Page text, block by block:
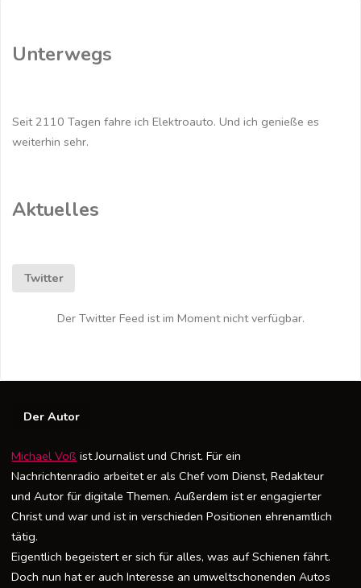
Elektroautos"
Unterwegs
Seit 2110 Tagen fahre ich Elektroauto. Und ich genieße es
weiterhin sehr.
Aktuelles
Twitter
Der Twitter Feed ist im Moment nicht verfügbar.
Der Autor
Michael Voß ist Journalist und Christ. Für ein
Nachrichtenradio arbeitet er als Chef vom Dienst, Redakteur
und Autor für digitale Themen. Außerdem ist er engagierter
Christ und war und ist in verschieden Positionen ehrenamtlich
tätig.
Eigentlich begeistert er sich für alles, was auf Schienen fährt.
Doch nun hat er auch Interesse an umweltschonenden Autos